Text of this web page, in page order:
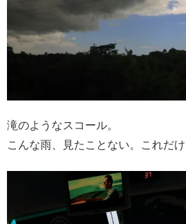
滝のようなスコール。
こんな雨、見たことない。これだけ